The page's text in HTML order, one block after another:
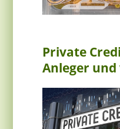
Private
Anleger und